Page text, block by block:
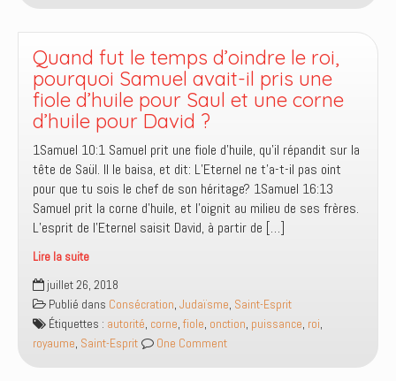
Quand fut le temps d’oindre le roi,
pourquoi Samuel avait-il pris une
fiole d’huile pour Saul et une corne
d’huile pour David ?
1Samuel 10:1 Samuel prit une fiole d’huile, qu’il répandit sur la
tête de Saül. Il le baisa, et dit: L’Eternel ne t’a-t-il pas oint
pour que tu sois le chef de son héritage? 1Samuel 16:13
Samuel prit la corne d’huile, et l’oignit au milieu de ses frères.
L’esprit de l’Eternel saisit David, à partir de […]
Lire la suite
Quand
fut
le
temps
d’oindre
juillet 26, 2018
Publié dans Consécration, Judaïsme, Saint-Esprit
Étiquettes : autorité, corne, fiole, onction, puissance, roi,
royaume, Saint-Esprit One Comment